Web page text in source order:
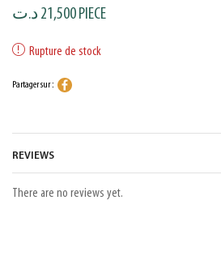
21,500د.ت PIECE
Rupture de stock
Partager sur :
REVIEWS
There are no reviews yet.